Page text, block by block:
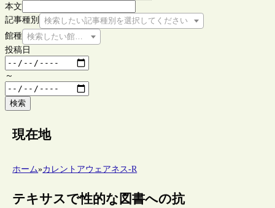
本文
記事種別
検索したい記事種別を選択してください
館種 検索したい館種を選択してください
投稿日
～
検索
現在地
ホーム»カレントアウェアネス-R
テキサスで性的な図書への抗